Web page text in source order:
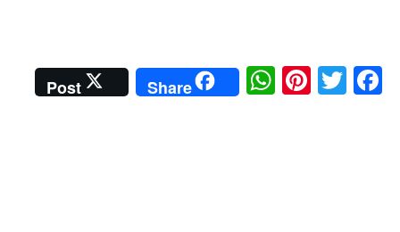
Fa
T
Pi
W
ha
Share
Post